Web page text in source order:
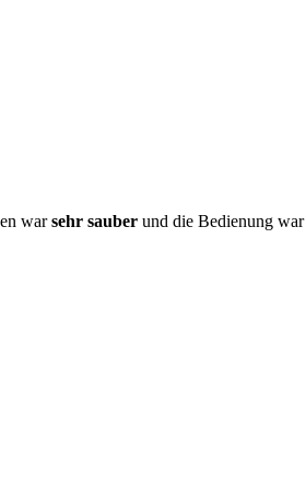
warsehr sauber und die Bedienung war